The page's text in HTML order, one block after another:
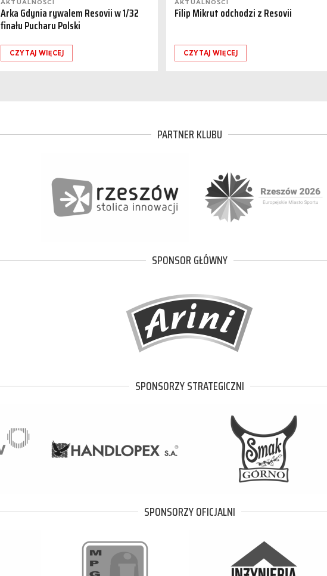
AKTUALNOŚCI
Arka Gdynia rywalem Resovii w 1/32
finału Pucharu Polski
CZYTAJ WIĘCEJ
AKTUALNOŚCI
Filip Mikrut odchodzi z Resovii
CZYTAJ WIĘCEJ
PARTNER KLUBU
SPONSOR GŁÓWNY
SPONSORZY STRATEGICZNI
SPONSORZY OFICJALNI